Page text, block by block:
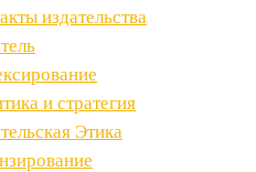
издательства
и стратегия
Этика